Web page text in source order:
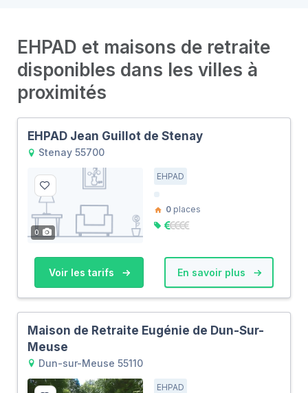
EHPAD et maisons de retraite
disponibles dans les villes à
proximités
EHPAD Jean Guillot de Stenay
Stenay 55700
0
EHPAD
0 places
Voir les tarifs En savoir plus
Maison de Retraite Eugénie de Dun-Sur-
Meuse
Dun-sur-Meuse 55110
EHPAD